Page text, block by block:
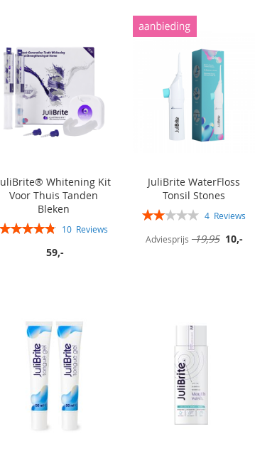
Whitening Kit
Voor Thuis Tanden
Bleken
10 Reviews
59,-
JuliBrite WaterFloss
Tonsil Stones
Rating:
4 Reviews
Adviesprijs 19,95 Speciale
10,-